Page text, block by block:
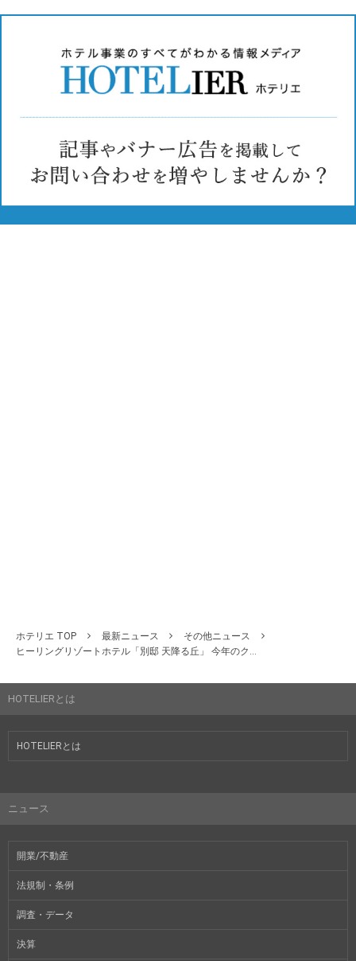
ホテリエ TOP 最新ニュース
その他ニュース
ヒーリングリゾートホテル「別邸 天降る丘」 今年のク...
HOTELIERとは
HOTELIERとは
ニュース
開業/不動産
法規制・条例
調査・データ
決算